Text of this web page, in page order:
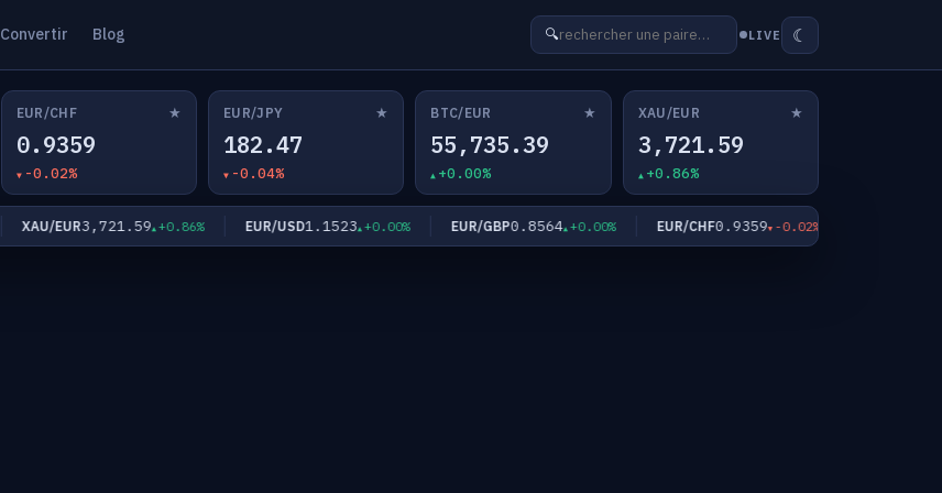
Convertir Blog 🔍 LIVE ☾
EUR/CHF ★
0.9359
-0.02%
EUR/JPY ★
182.47
-0.04%
BTC/EUR ★
55,735.39
+0.00%
XAU/EUR ★
3,721.59
+0.86%
XAU/EUR3,721.59 +0.86% EUR/USD1.1523 +0.00% EUR/GBP0.8564 +0.00% EUR/CHF0.9359 -0.02%